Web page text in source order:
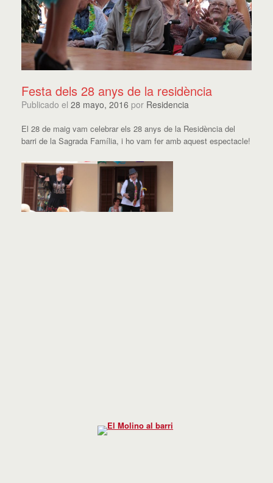
Festa dels 28 anys de la residència
Publicado el 28 mayo, 2016 por Residencia
El 28 de maig vam celebrar els 28 anys de la Residència del
barri de la Sagrada Família, i ho vam fer amb aquest espectacle!